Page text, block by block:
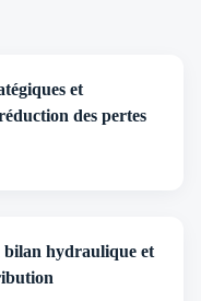
et
des pertes
bilan hydraulique et